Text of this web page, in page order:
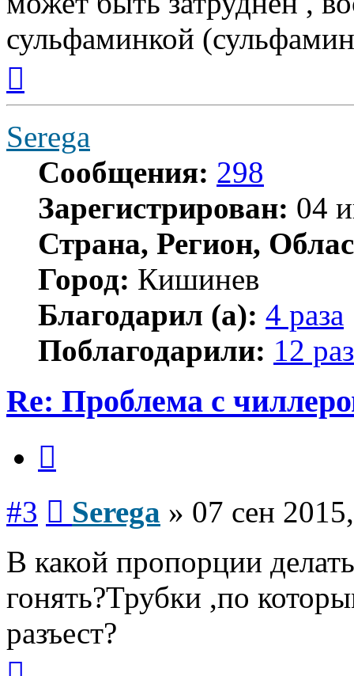
сульфаминкой
началу
Serega
Сообщения: 298
Зарегистрирован: 04
Страна, Регион,
Город: Кишинев
Благодарил (а): 4 раза
Поблагодарили: 12 раз
Re: Проблема с
#3 Serega » 07 сен
В какой пропорции
гонять?Трубки ,по
разъест?